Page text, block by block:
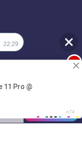
22:29
1